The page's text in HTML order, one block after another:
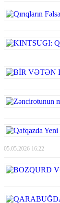
05.05.2026 16:22